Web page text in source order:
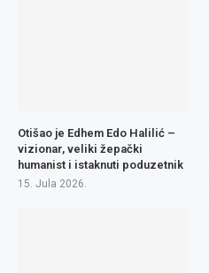
Otišao je Edhem Edo Halilić –
vizionar, veliki žepački
humanist i istaknuti poduzetnik
15. Jula 2026.